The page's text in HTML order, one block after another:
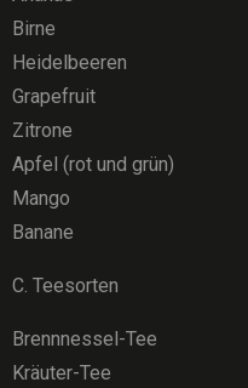
Birne
Heidelbeeren
Grapefruit
Zitrone
Apfel (rot und grün)
Mango
Banane
C. Teesorten
Brennnessel-Tee
Kräuter-Tee